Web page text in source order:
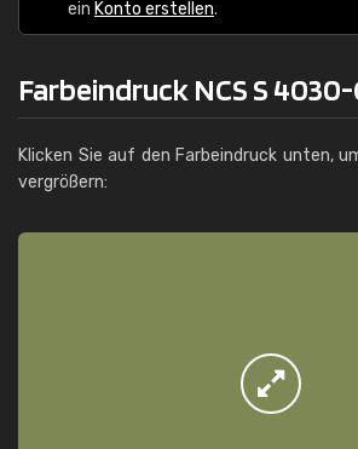
ein Konto erstellen.
Farbeindruck NCS S 4030-
Klicken Sie auf den Farbeindruck unten,
vergrößern: